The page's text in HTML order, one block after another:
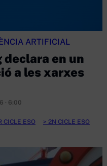
ARTIFICIAL
en un
a les xarxes
· 6:00
CICLE ESO
2N CICLE ESO